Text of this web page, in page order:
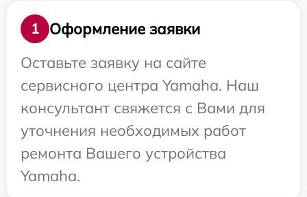
1
Оформление заявки
Оставьте заявку на сайте
сервисного центра Yamaha. Наш
консультант свяжется с Вами для
уточнения необходимых работ
ремонта Вашего устройства
Yamaha.